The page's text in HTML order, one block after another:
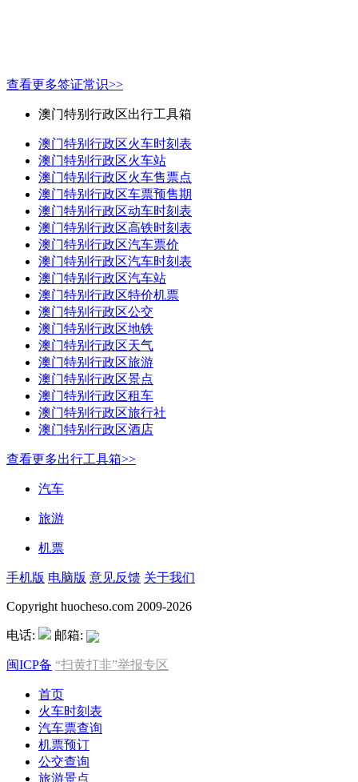
查看更多签证常识>>
澳门特别行政区出行工具箱
澳门特别行政区火车时刻表
澳门特别行政区火车站
澳门特别行政区火车售票点
澳门特别行政区车票预售期
澳门特别行政区动车时刻表
澳门特别行政区高铁时刻表
澳门特别行政区汽车票价
澳门特别行政区汽车时刻表
澳门特别行政区汽车站
澳门特别行政区特价机票
澳门特别行政区公交
澳门特别行政区地铁
澳门特别行政区天气
澳门特别行政区旅游
澳门特别行政区景点
澳门特别行政区租车
澳门特别行政区旅行社
澳门特别行政区酒店
查看更多出行工具箱>>
汽车
旅游
机票
手机版 电脑版 意见反馈 关于我们
Copyright huocheso.com 2009-2026
电话: 邮箱:
闽ICP备 “扫黄打非”举报专区
首页
火车时刻表
汽车票查询
机票预订
公交查询
旅游景点